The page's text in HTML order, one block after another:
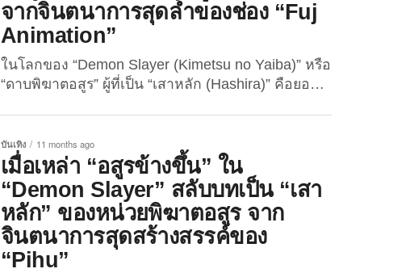
จากจินตนาการสุดล้ำของช่อง “Fuj
Animation”
ในโลกของ “Demon Slayer (Kimetsu no Yaiba)” หรือ
“ดาบพิฆาตอสูร” ผู้ที่เป็น “เสาหลัก (Hashira)” คือยอด
มีการแชร์ผลงานจากช่อง “YouTube” ชื่อว่า “Fuj
Animation” ที่ตั้งคำถามสมมุติว่า “ถ้าเหล่าเสาหลัก
กลายเป็นหนึ่งใน 12 อสูรจันทราของราชาอสูรอย่าง “คิ
บุตสึจิ มุซัน...
บันเทิง 11 months ago
เมื่อเหล่า “อสูรข้างขึ้น” ใน
“Demon Slayer” สลับบทเป็น “เสา
หลัก” ของหน่วยพิฆาตอสูร จาก
จินตนาการสุดสร้างสรรค์ของ
“Pihu”